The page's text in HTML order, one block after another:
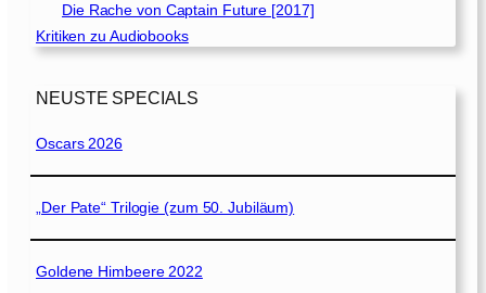
Die Rache von Captain Future [2017]
Kritiken zu Audiobooks
NEUSTE SPECIALS
Oscars 2026
„Der Pate“ Trilogie (zum 50. Jubiläum)
Goldene Himbeere 2022